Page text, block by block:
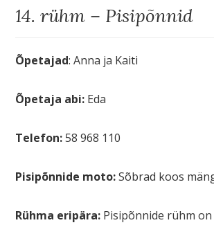
14. rühm – Pisipõnnid
Õpetajad: Anna ja Kaiti
Õpetaja abi: Eda
Telefon:58 968 110
Pisipõnnide moto:Sõbrad koos
Rühma eripära: Pisipõnnide rühm